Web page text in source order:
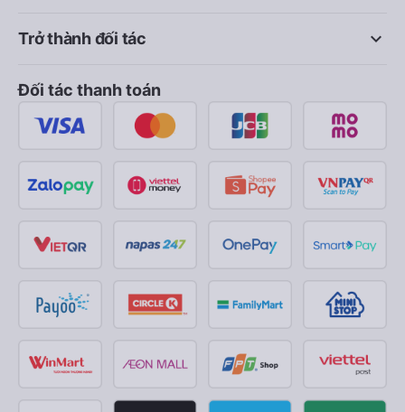
keyboard_arrow_down
Trở thành đối tác
Đối tác thanh toán